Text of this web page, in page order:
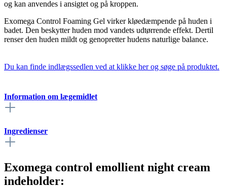
og kan anvendes i ansigtet og på kroppen.
Exomega Control Foaming Gel virker kløedæmpende på huden i
badet. Den beskytter huden mod vandets udtørrende effekt. Dertil
renser den huden mildt og genopretter hudens naturlige balance.
Du kan finde indlægssedlen ved at klikke her og søge på produktet.
Information om lægemidlet
Ingredienser
Exomega control emollient night cream
indeholder: